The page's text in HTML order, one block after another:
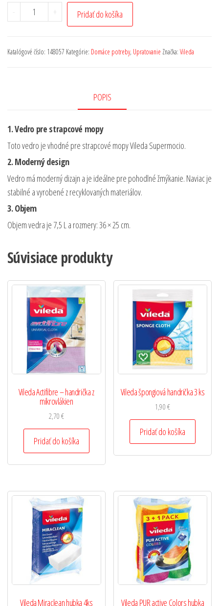
- + Pridať do košíka
Katalógové číslo: 148057 Kategórie: Domáce potreby, Upratovanie Značka: Vileda
POPIS
1. Vedro pre strapcové mopy
Toto vedro je vhodné pre strapcové mopy Vileda Supermocio.
2. Moderný design
Vedro má moderný dizajn a je ideálne pre pohodlné žmýkanie. Naviac je
stabilné a vyrobené z recyklovaných materiálov.
3. Objem
Objem vedra je 7,5 L a rozmery: 36 × 25 cm.
Súvisiace produkty
Vileda Actifibre – handrička z
mikrovlákien
2,70€
Pridať do košíka
Vileda špongiová handrička 3 ks
1,90€
Pridať do košíka
Vileda Miraclean hubka 4ks Vileda PUR active Colors hubka